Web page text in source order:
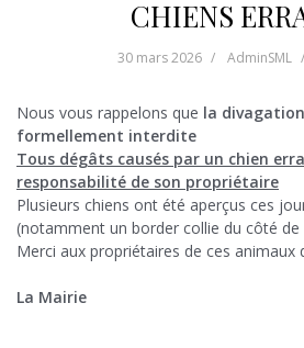
CHIENS
30 mars 2026 AdminSML
Nous vous rappelons que la
formellement interdite
Tous dégâts causés par un chien
responsabilité de son propriétaire
Plusieurs chiens ont été aperçus ces
(notamment un border collie du côté de
Merci aux propriétaires de ces animaux
La Mairie